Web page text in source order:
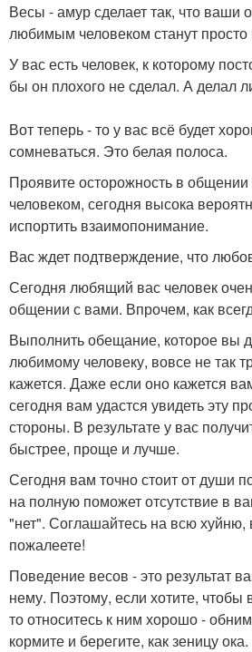
Весы - амур сделает так, что ваши
любимым человеком станут
У вас есть человек, к которому
бы он плохого не сделал. А делал
Вот теперь - то у вас всё будет
сомневаться. Это белая полоса.
Проявите осторожность в
человеком, сегодня высока
испортить взаимопонимание.
Вас ждет подтверждение, что
Сегодня любящий вас человек
общении с вами. Впрочем, как
Выполнить обещание, которое вы
любимому человеку, вовсе не так
кажется. Даже если оно кажется
сегодня вам удастся увидеть эту
стороны. В результате у вас
быстрее, проще и лучше.
Сегодня вам точно стоит от души
на полную поможет отсутствие в
"нет". Соглашайтесь на всю хуйню,
пожалеете!
Поведение весов - это результат
нему. Поэтому, если хотите,
то относитесь к ним хорошо -
кормите и берегите, как зеницу ока.